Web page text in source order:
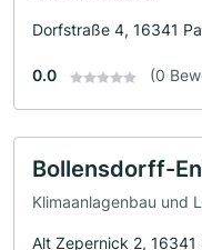
Dorfstraße 4, 16341
0.0 (0
Bollensdorff-
Klimaanlagenbau und
Alt Zepernick 2, 16341